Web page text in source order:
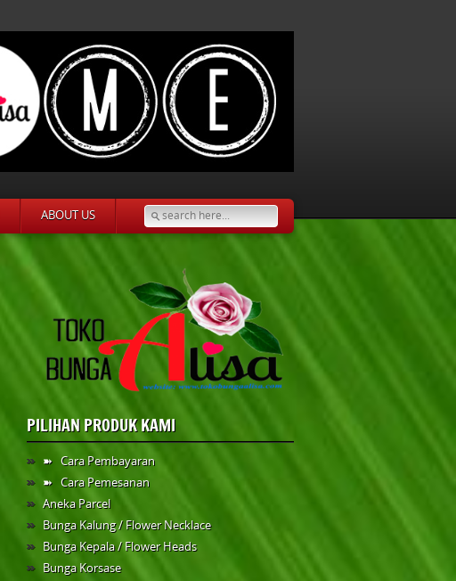
ABOUT US
PILIHAN PRODUK KAMI
➽ Cara Pembayaran
➽ Cara Pemesanan
Aneka Parcel
Bunga Kalung / Flower Necklace
Bunga Kepala / Flower Heads
Bunga Korsase